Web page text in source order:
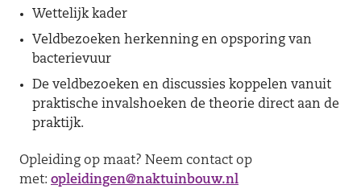
Wettelijk kader
Veldbezoeken herkenning en opsporing van
bacterievuur
De veldbezoeken en discussies koppelen vanuit
praktische invalshoeken de theorie direct aan de
praktijk.
Opleiding op maat? Neem contact op
met: opleidingen@naktuinbouw.nl